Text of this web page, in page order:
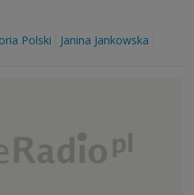
Polski
Janina Jankowska